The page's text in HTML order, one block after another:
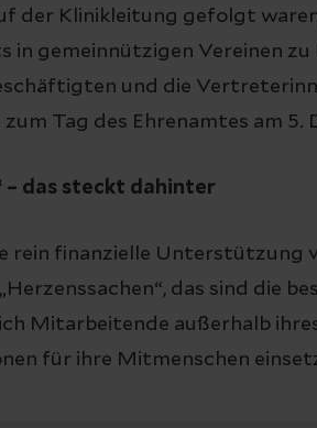
der Klinikleitung gefolgt
in gemeinnützigen Vereinen zu
und die
Tag des Ehrenamtes am 5.
– das steckt dahinter
rein finanzielle Unterstützung
das sind die
Mitarbeitende außerhalb
für ihre Mitmenschen